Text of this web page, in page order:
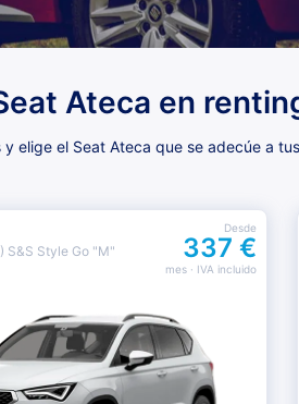
Ateca en
elige el Seat Ateca que se adecúe a
S&S Style Go "M"
Desde
337 €
mes· IVA incluido